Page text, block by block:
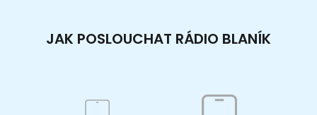
JAK POSLOUCHAT RÁDIO BLANÍK